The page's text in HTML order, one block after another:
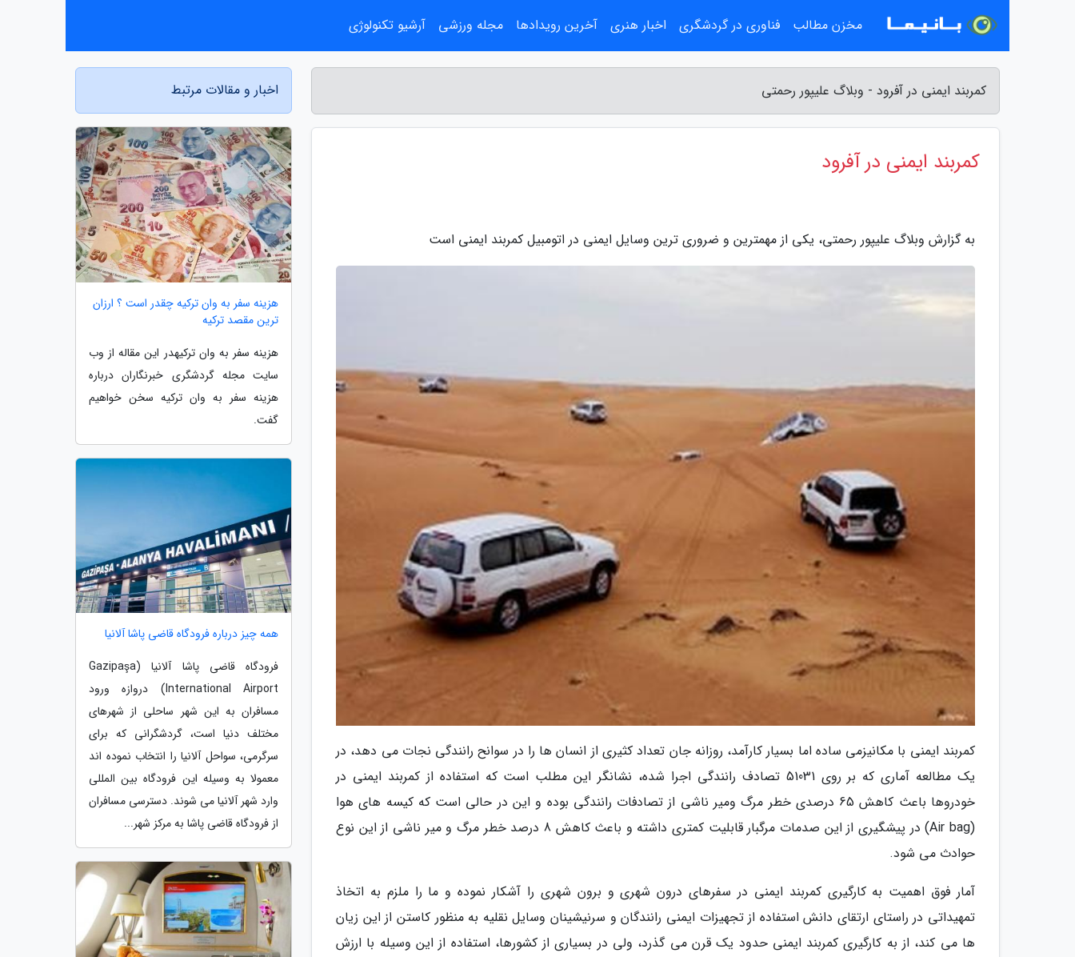
کمربند ایمنی در آفرود - وبلاگ علیپور رحمتی
کمربند ایمنی در آفرود
به گزارش وبلاگ علیپور رحمتی، یکی از مهمترین و ضروری ترین وسایل ایمنی در اتومبیل کمربند ایمنی است
کمربند ایمنی با مکانیزمی ساده اما بسیار کارآمد، روزانه جان تعداد کثیری از انسان ها را در سوانح رانندگی نجات می دهد، در
یک مطالعه آماری که بر روی 51031 تصادف رانندگی اجرا شده، نشانگر این مطلب است که استفاده از کمربند ایمنی در
خودروها باعث کاهش 65 درصدی خطر مرگ ومیر ناشی از تصادفات رانندگی بوده و این در حالی است که کیسه های هوا
(Air bag) در پیشگیری از این صدمات مرگبار قابلیت کمتری داشته و باعث کاهش 8 درصد خطر مرگ و میر ناشی از این نوع
حوادث می شود.
آمار فوق اهمیت به کارگیری کمربند ایمنی در سفرهای درون شهری و برون شهری را آشکار نموده و ما را ملزم به اتخاذ
تمهیداتی در راستای ارتقای دانش استفاده از تجهیزات ایمنی رانندگان و سرنیشینان وسایل نقلیه به منظور کاستن از این زیان
ها می کند، از به کارگیری کمربند ایمنی حدود یک قرن می گذرد، ولی در بسیاری از کشورها، استفاده از این وسیله با ارزش
اخبار و مقالات مرتبط
هزینه سفر به وان ترکیه چقدر است ؟ ارزان
ترین مقصد ترکیه
هزینه سفر به وان ترکیهدر این مقاله از وب
سایت مجله گردشگری خبرنگاران درباره
هزینه سفر به وان ترکیه سخن خواهیم
گفت.
همه چیز درباره فرودگاه قاضی پاشا آلانیا
فرودگاه قاضی پاشا آلانیا (Gazipaşa
International Airport) دروازه ورود
مسافران به این شهر ساحلی از شهرهای
مختلف دنیا است، گردشگرانی که برای
سرگرمی، سواحل آلانیا را انتخاب نموده اند
معمولا به وسیله این فرودگاه بین المللی
وارد شهر آلانیا می شوند. دسترسی مسافران
از فرودگاه قاضی پاشا به مرکز شهر...
مخزن مطالب فناوری در گردشگری اخبار هنری آخرین رویدادها مجله ورزشی آرشیو تکنولوژی